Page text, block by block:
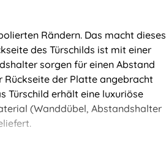
Rändern. Das macht dieses
des Türschilds ist mit einer
sorgen für einen Abstand
Rückseite der Platte angebracht
Türschild erhält eine luxuriöse
(Wanddübel, Abstandshalter